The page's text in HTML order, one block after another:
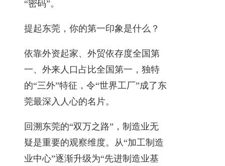
“密码”。
提起东莞，你的第一印象是什么？
依靠外资起家、外贸依存度全国第
一、外来人口占比全国第一，独特
的“三外”特征，令“世界工厂”成了东
莞最深入人心的名片。
回溯东莞的“双万之路”，制造业无
疑是重要的观察维度。从“加工制造
业中心”逐渐升级为“先进制造业基